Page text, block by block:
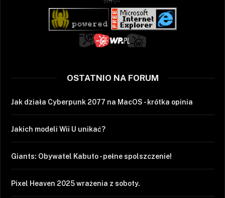
OSTATNIO NA FORUM
Jak działa Cyberpunk 2077 na MacOS - krótka opinia
Jakich modeli Wii U unikać?
Giants: Obywatel Kabuto - pełne spolszczenie!
Pixel Heaven 2025 wrażenia z soboty.